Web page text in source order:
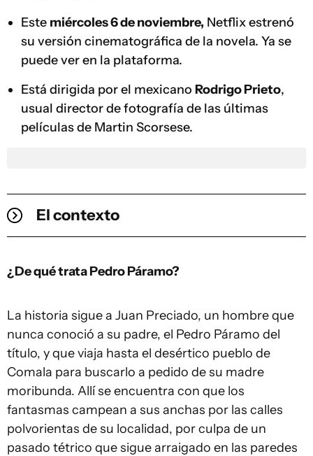
Este miércoles 6 de noviembre, Netflix estrenó
su versión cinematográfica de la novela. Ya se
puede ver en la plataforma.
Está dirigida por el mexicano Rodrigo Prieto,
usual director de fotografía de las últimas
películas de Martin Scorsese.
El contexto
¿De qué trata Pedro Páramo?
La historia sigue a Juan Preciado, un hombre que
nunca conoció a su padre, el Pedro Páramo del
título, y que viaja hasta el desértico pueblo de
Comala para buscarlo a pedido de su madre
moribunda. Allí se encuentra con que los
fantasmas campean a sus anchas por las calles
polvorientas de su localidad, por culpa de un
pasado tétrico que sigue arraigado en las paredes